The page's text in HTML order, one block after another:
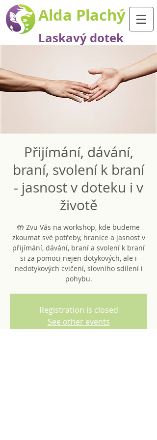
Laskavý dotek
Alda Plachý
Přijímání, dávání,
braní, svolení k braní
- jasnost v doteku i v
životě
🤲 Zvu Vás na workshop, kde budeme
zkoumat své potřeby, hranice a jasnost v
přijímání, dávání, braní a svolení k braní
si za pomoci nejen dotykových, ale i
nedotykových cvičení, slovního sdílení i
pohybu.
Registration is closed
See other events